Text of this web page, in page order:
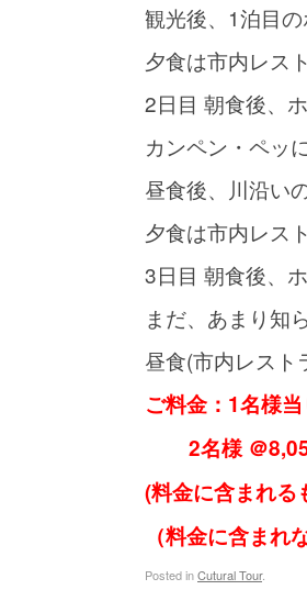
観光後、1泊目
夕食は市内レス
2日目 朝食後、
カンペン・ペッ
昼食後、川沿い
夕食は市内レス
3日目 朝食後、
まだ、あまり知
昼食(市内レスト
ご料金：1名様
2名様 ＠
(料金に含まれる
（料金に含まれ
Posted inCutural Tour.